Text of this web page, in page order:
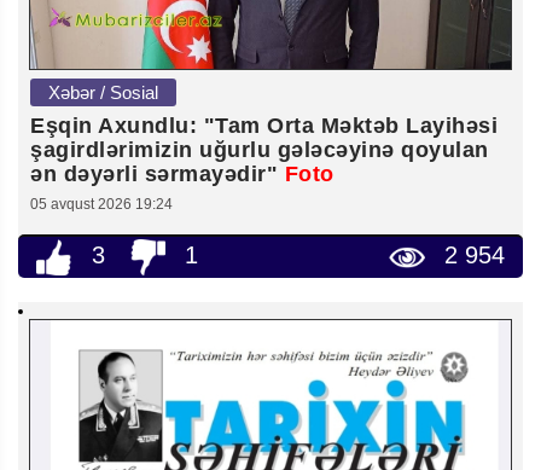
Xəbər / Sosial
Eşqin Axundlu: "Tam Orta Məktəb Layihəsi
şagirdlərimizin uğurlu gələcəyinə qoyulan
ən dəyərli sərmayədir" Foto
05 avqust 2026 19:24
3 1 2 954